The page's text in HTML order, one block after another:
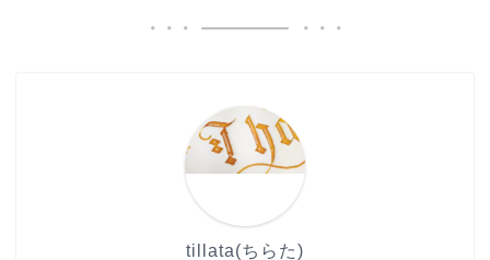
tillata(ちらた)